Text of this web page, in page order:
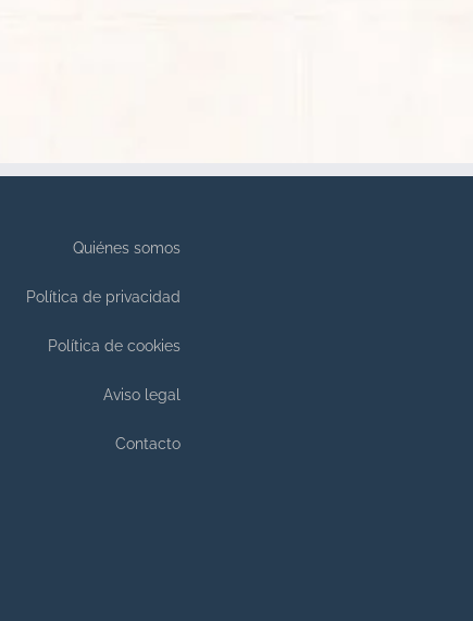
Quiénes somos
Política de privacidad
Política de cookies
Aviso legal
Contacto